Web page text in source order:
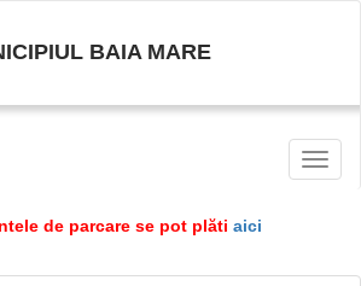
BAIA MARE
de parcare se pot plăti aici